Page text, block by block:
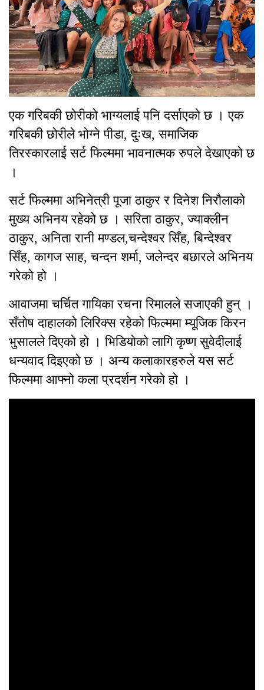
एक गरिबकी छोरीको भाग्यलाई पनि दर्साएको छ । एक
गरिबकी छोरीले भोग्ने पीडा, दुःख, समाजिक
तिरस्कारलाई सर्ट फिल्ममा भावनात्मक रुपले देखाएको छ
।
सर्ट फिल्ममा अभिनेत्री पूजा ठाकुर र दिनेश निरौलाको
मुख्य अभिनय रहेको छ । सरिता ठाकुर, ज्याक्लीन
ठाकुर, अनिता रानी मण्डल,चन्देश्वर सिँह, बिन्देश्वर
सिँह, कागज साह, चन्दन शर्मा, जलेन्दर बछारले अभिनय
गरेको हो ।
आवाजमा चर्चित गायिका रचना रिमालले सजाएकी हुन् ।
सँतोष दाहालको लिरिक्स रहेको फिल्ममा म्यूजिक किरन
भुसालले दिएको हो । भिडियोको लागि कृष्ण सुवेदीलाई
धन्यवाद दिइएको छ । अन्य कलाकारहरुले यस सर्ट
फिल्ममा आफ्नो कला प्रदर्शन गरेको हो ।